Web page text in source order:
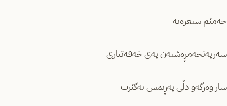
خەمێم شیعرەنە
سەرپەنجەمڕەشتەن پەی خەفەتبازی
شار وەرگەو دڵی پەڕیمش نەگێرت